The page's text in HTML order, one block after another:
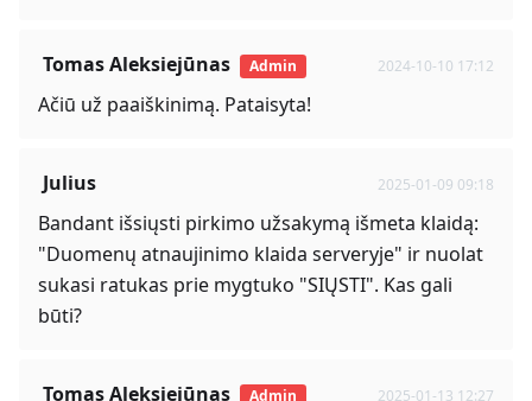
Tomas Aleksiejūnas Admin 2024-10-10 17:12
Ačiū už paaiškinimą. Pataisyta!
Julius 2025-01-09 09:18
Bandant išsiųsti pirkimo užsakymą išmeta klaidą:
"Duomenų atnaujinimo klaida serveryje" ir nuolat
sukasi ratukas prie mygtuko "SIŲSTI". Kas gali
būti?
Tomas Aleksiejūnas Admin 2025-01-13 12:27